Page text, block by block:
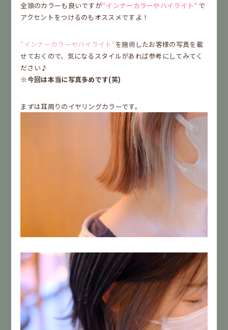
全頭のカラーも良いですが“インナーカラーやハイライト“で
アクセントをつけるのもオススメですよ！
“インナーカラーやハイライト“を施術したお客様の写真を載
せておくので、気になるスタイルがあれば参考にしてみてく
ださい♪
※今回は本当に写真多めです(笑)
まずは耳周りのイヤリングカラーです。